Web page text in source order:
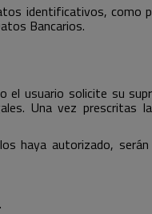
identificativos, como
Bancarios.
usuario solicite su
Una vez prescritas
haya autorizado,